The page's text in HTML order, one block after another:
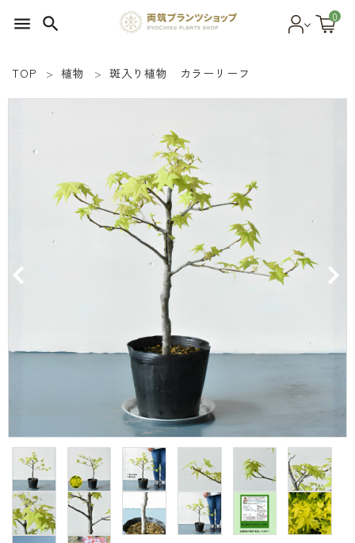
menu search 0
PLANT 植物
MATERIAL 資材
プライバシーポリシー
特定商取引法について
お問い合わせ
TOP 植物 斑入り植物 カラーリーフ